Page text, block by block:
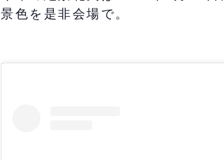
景色を是非会場で。